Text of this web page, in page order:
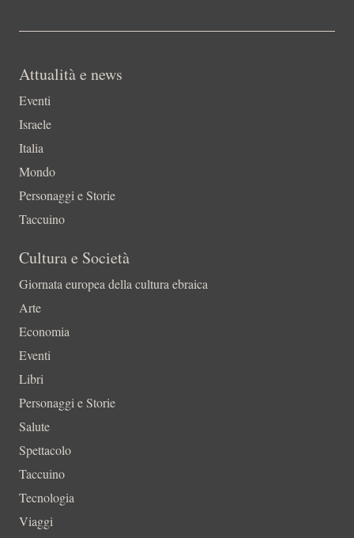
Attualità e news
Eventi
Israele
Italia
Mondo
Personaggi e Storie
Taccuino
Cultura e Società
Giornata europea della cultura ebraica
Arte
Economia
Eventi
Libri
Personaggi e Storie
Salute
Spettacolo
Taccuino
Tecnologia
Viaggi